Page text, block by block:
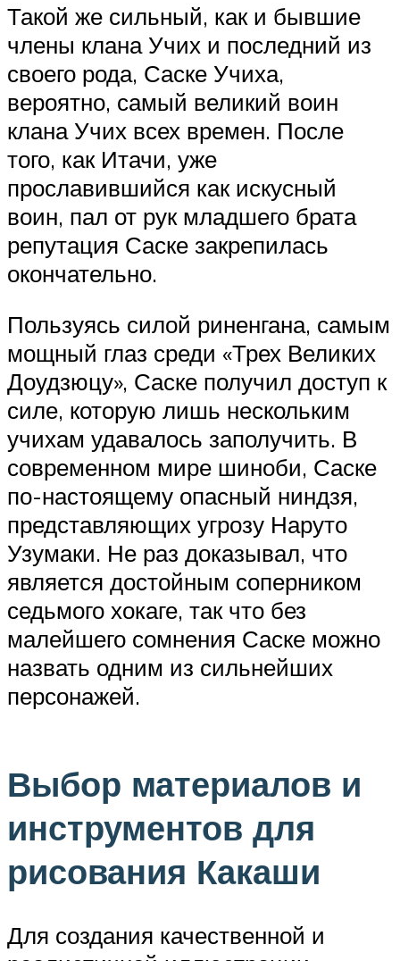
Такой же сильный, как и бывшие
члены клана Учих и последний из
своего рода, Саске Учиха,
вероятно, самый великий воин
клана Учих всех времен. После
того, как Итачи, уже
прославившийся как искусный
воин, пал от рук младшего брата
репутация Саске закрепилась
окончательно.
Пользуясь силой риненгана, самым
мощный глаз среди «Трех Великих
Доудзюцу», Саске получил доступ к
силе, которую лишь нескольким
учихам удавалось заполучить. В
современном мире шиноби, Саске
по-настоящему опасный ниндзя,
представляющих угрозу Наруто
Узумаки. Не раз доказывал, что
является достойным соперником
седьмого хокаге, так что без
малейшего сомнения Саске можно
назвать одним из сильнейших
персонажей.
Выбор материалов и
инструментов для
рисования Какаши
Для создания качественной и